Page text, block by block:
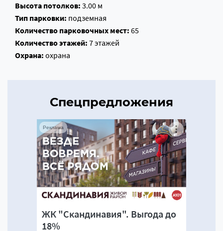
Высота потолков: 3.00 м
Тип парковки: подземная
Количество парковочных мест: 65
Количество этажей: 7 этажей
Охрана: охрана
Спецпредложения
ЖК "Скандинавия". Выгода до
18%
Реклама